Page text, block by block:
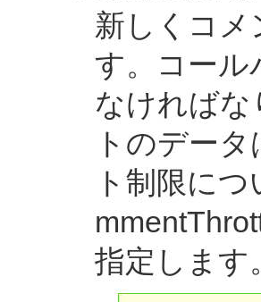
新しくコ
す。コール
なければな
トのデー
ト制限に
指定します